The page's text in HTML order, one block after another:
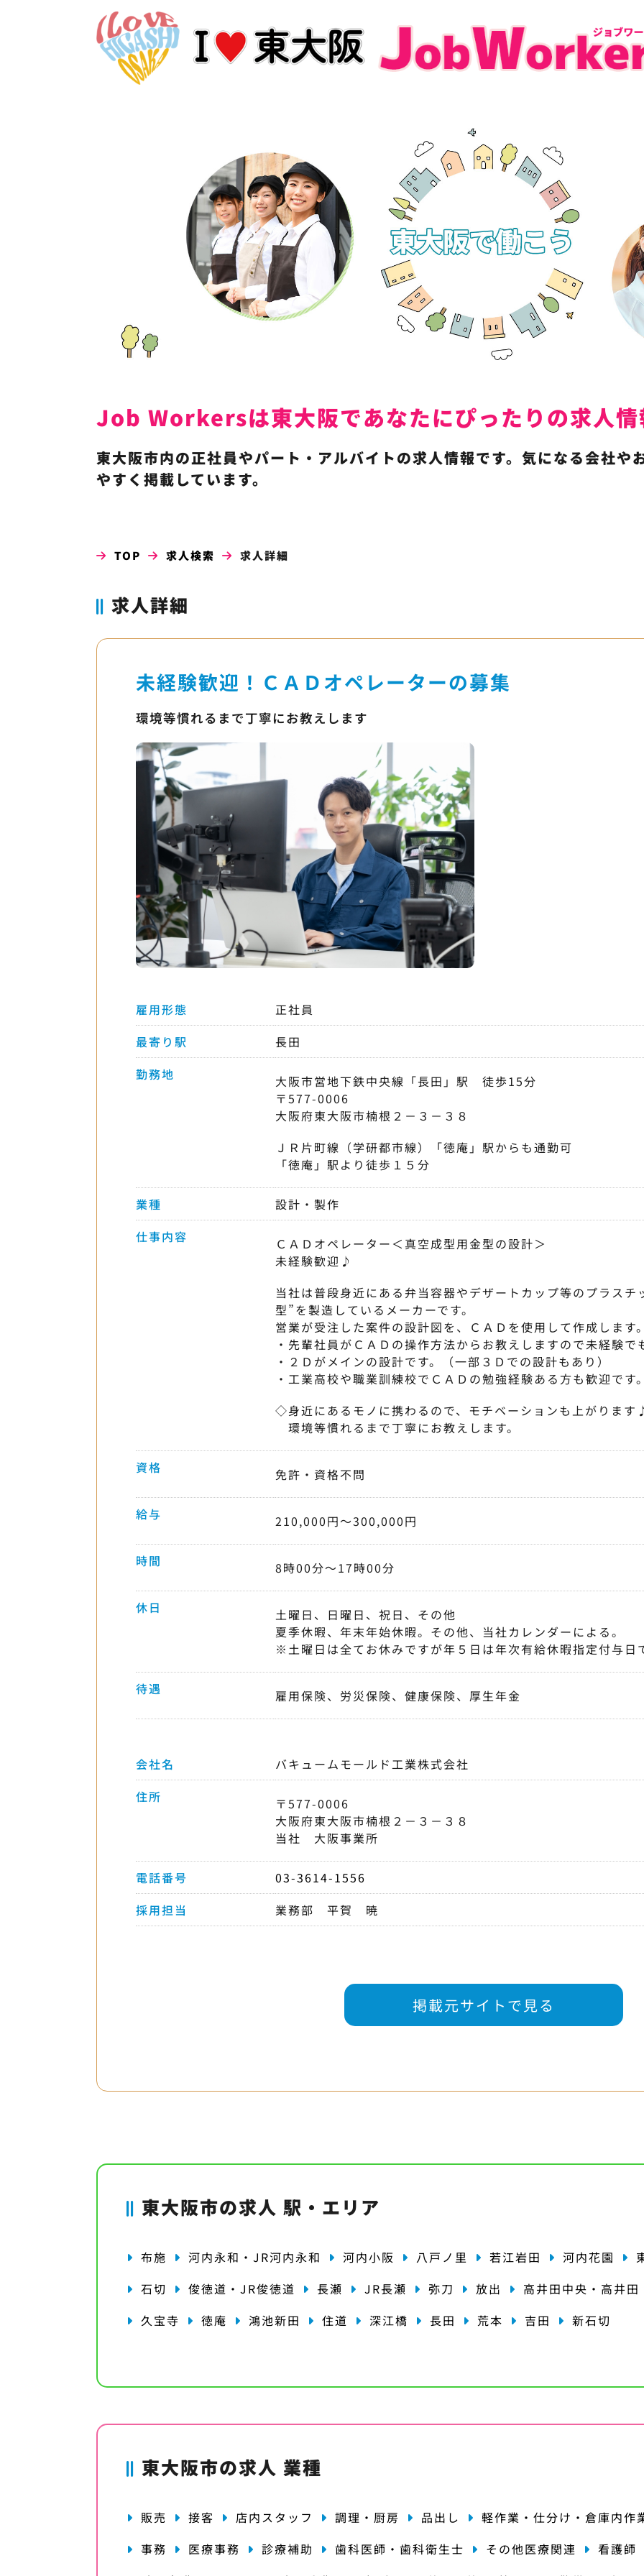
Job Workersは東大阪であなたにぴったりの求人情
東大阪市内の正社員やパート・アルバイトの求人情報です。気になる会社や
やすく掲載しています。
TOP 求人検索 求人詳細
求人詳細
未経験歓迎！ＣＡＤオペレーターの募集
環境等慣れるまで丁寧にお教えします
雇用形態
正社員
最寄り駅
長田
勤務地
大阪市営地下鉄中央線「長田」駅 徒歩15分
〒577-0006
大阪府東大阪市楠根２－３－３８
ＪＲ片町線（学研都市線）「徳庵」駅からも通勤可
「徳庵」駅より徒歩１５分
業種
設計・製作
仕事内容
ＣＡＤオペレーター＜真空成型用金型の設計＞
未経験歓迎♪
当社は普段身近にある弁当容器やデザートカップ等のプラス
型”を製造しているメーカーです。
営業が受注した案件の設計図を、ＣＡＤを使用して作成します
・先輩社員がＣＡＤの操作方法からお教えしますので未経験で
・２Ｄがメインの設計です。（一部３Ｄでの設計もあり）
・工業高校や職業訓練校でＣＡＤの勉強経験ある方も歓迎です
◇身近にあるモノに携わるので、モチベーションも上がりま
環境等慣れるまで丁寧にお教えします。
資格 免許・資格不問
給与 210,000円〜300,000円
時間 8時00分〜17時00分
休日
土曜日、日曜日、祝日、その他
夏季休暇、年末年始休暇。その他、当社カレンダーによる。
※土曜日は全てお休みですが年５日は年次有給休暇指定付与日
待遇 雇用保険、労災保険、健康保険、厚生年金
会社名
バキュームモールド工業株式会社
住所
〒577-0006
大阪府東大阪市楠根２－３－３８
当社 大阪事業所
電話番号
03-3614-1556
採用担当
業務部 平賀 暁
掲載元サイトで見る
東大阪市の求人 駅・エリア
布施 河内永和・JR河内永和 河内小阪 八戸ノ里 若江岩田 河内花園
石切
俊徳道・JR俊徳道 長瀬 JR長瀬 弥刀 放出
高井田中央・高井田
久宝寺
徳庵 鴻池新田 住道 深江橋 長田 荒本 吉田 新石切
東大阪市の求人 業種
販売 接客 店内スタッフ 調理・厨房 品出し
軽作業・仕分け・倉庫内作
事務
医療事務 診療補助 歯科医師・歯科衛生士 その他医療関連
看護師